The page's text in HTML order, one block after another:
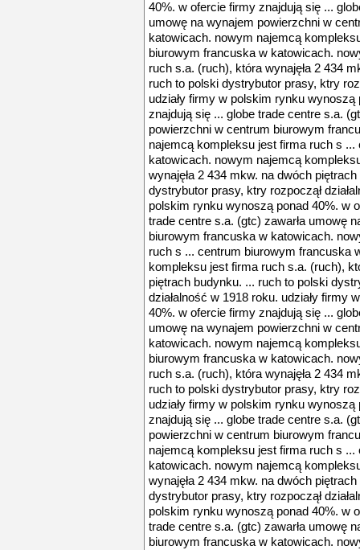
40%. w ofercie firmy znajdują się ...
umowę na wynajem powierzchni w
katowicach. nowym najemcą
biurowym francuska w katowicach.
ruch s.a. (ruch), która wynajęła 2 434
ruch to polski dystrybutor prasy, ktry
udziały firmy w polskim rynku
znajdują się ... globe trade centre s.a.
powierzchni w centrum biurowym
najemcą kompleksu jest firma ruch s
katowicach. nowym najemcą
wynajęła 2 434 mkw. na dwóch
dystrybutor prasy, ktry rozpoczął
polskim rynku wynoszą ponad 40%. w
trade centre s.a. (gtc) zawarła umowę
biurowym francuska w katowicach.
ruch s ... centrum biurowym francuska
kompleksu jest firma ruch s.a. (ruch),
piętrach budynku. ... ruch to polski
działalność w 1918 roku. udziały firmy
40%. w ofercie firmy znajdują się ...
umowę na wynajem powierzchni w
katowicach. nowym najemcą
biurowym francuska w katowicach.
ruch s.a. (ruch), która wynajęła 2 434
ruch to polski dystrybutor prasy, ktry
udziały firmy w polskim rynku
znajdują się ... globe trade centre s.a.
powierzchni w centrum biurowym
najemcą kompleksu jest firma ruch s
katowicach. nowym najemcą
wynajęła 2 434 mkw. na dwóch
dystrybutor prasy, ktry rozpoczął
polskim rynku wynoszą ponad 40%. w
trade centre s.a. (gtc) zawarła umowę
biurowym francuska w katowicach.